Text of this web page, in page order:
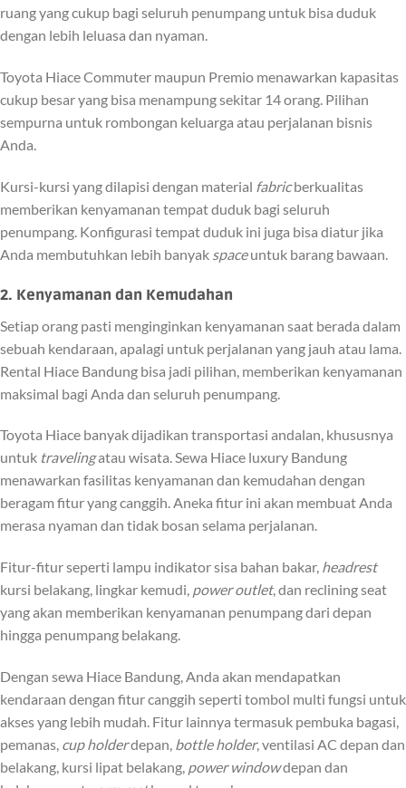
ruang yang cukup bagi seluruh penumpang untuk bisa duduk
dengan lebih leluasa dan nyaman.
Toyota Hiace Commuter maupun Premio menawarkan kapasitas
cukup besar yang bisa menampung sekitar 14 orang. Pilihan
sempurna untuk rombongan keluarga atau perjalanan bisnis
Anda.
Kursi-kursi yang dilapisi dengan material fabricberkualitas
memberikan kenyamanan tempat duduk bagi seluruh
penumpang. Konfigurasi tempat duduk ini juga bisa diatur jika
Anda membutuhkan lebih banyak spaceuntuk barang bawaan.
2. Kenyamanan dan Kemudahan
Setiap orang pasti menginginkan kenyamanan saat berada dalam
sebuah kendaraan, apalagi untuk perjalanan yang jauh atau lama.
Rental Hiace Bandung bisa jadi pilihan, memberikan kenyamanan
maksimal bagi Anda dan seluruh penumpang.
Toyota Hiace banyak dijadikan transportasi andalan, khususnya
untuk travelingatau wisata. Sewa Hiace luxury Bandung
menawarkan fasilitas kenyamanan dan kemudahan dengan
beragam fitur yang canggih. Aneka fitur ini akan membuat Anda
merasa nyaman dan tidak bosan selama perjalanan.
Fitur-fitur seperti lampu indikator sisa bahan bakar, headrest
kursi belakang, lingkar kemudi, power outlet, dan reclining seat
yang akan memberikan kenyamanan penumpang dari depan
hingga penumpang belakang.
Dengan sewa Hiace Bandung, Anda akan mendapatkan
kendaraan dengan fitur canggih seperti tombol multi fungsi untuk
akses yang lebih mudah. Fitur lainnya termasuk pembuka bagasi,
pemanas, cup holderdepan, bottle holder, ventilasi AC depan dan
belakang, kursi lipat belakang, power windowdepan dan